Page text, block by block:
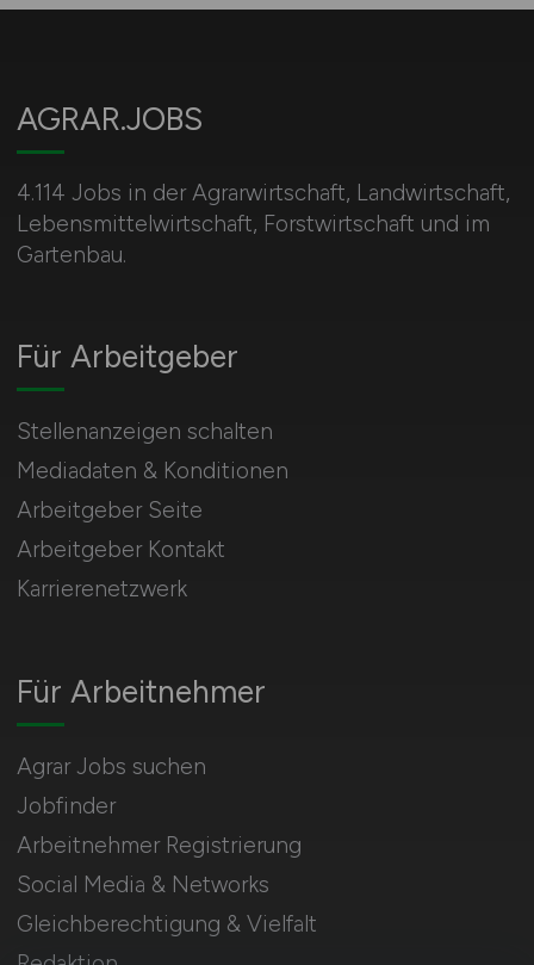
AGRAR.JOBS
4.114 Jobs in der Agrarwirtschaft, Landwirtschaft,
Lebensmittelwirtschaft, Forstwirtschaft und im
Gartenbau.
Für Arbeitnehmer
Agrar Jobs suchen
Jobfinder
Arbeitnehmer Registrierung
Social Media & Networks
Gleichberechtigung & Vielfalt
Für Arbeitgeber
Stellenanzeigen schalten
Mediadaten & Konditionen
Arbeitgeber Seite
Arbeitgeber Kontakt
Karrierenetzwerk